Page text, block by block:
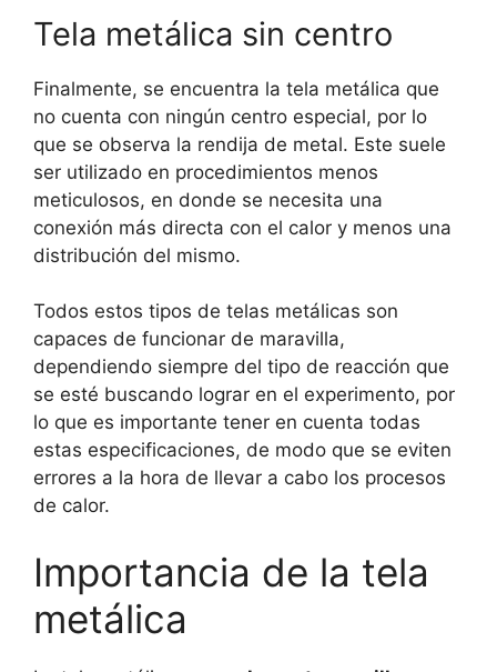
Tela metálica sin centro
Finalmente, se encuentra la tela metálica que
no cuenta con ningún centro especial, por lo
que se observa la rendija de metal. Este suele
ser utilizado en procedimientos menos
meticulosos, en donde se necesita una
conexión más directa con el calor y menos una
distribución del mismo.
Todos estos tipos de telas metálicas son
capaces de funcionar de maravilla,
dependiendo siempre del tipo de reacción que
se esté buscando lograr en el experimento, por
lo que es importante tener en cuenta todas
estas especificaciones, de modo que se eviten
errores a la hora de llevar a cabo los procesos
de calor.
Importancia de la tela
metálica